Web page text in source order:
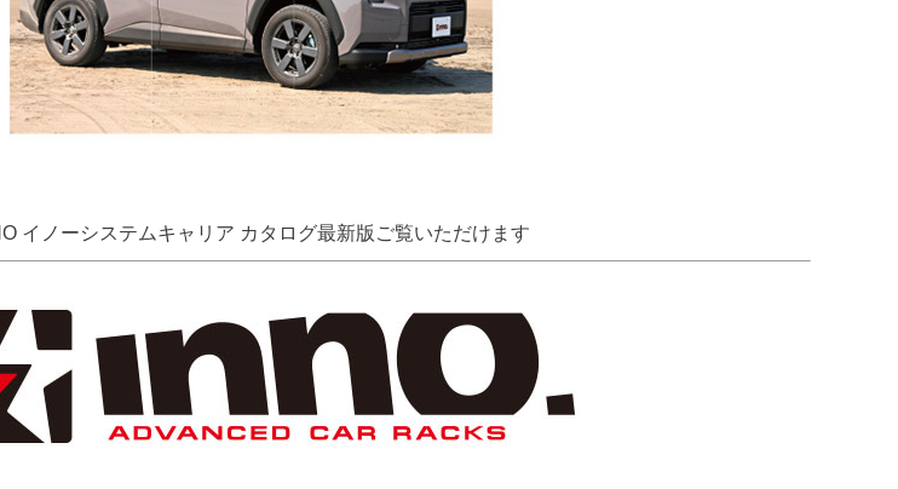
イノーシステムキャリア カタログ最新版ご覧いただけます